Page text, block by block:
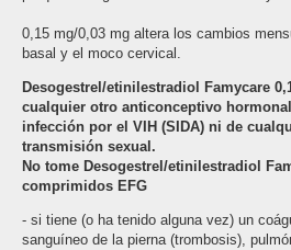
0,15 mg/0,03 mg altera los cambios
basal y el moco cervical.
Desogestrel/etinilestradiol Famycare
cualquier otro anticonceptivo
infección por el VIH (SIDA) ni de
transmisión sexual.
No tome Desogestrel/etinilestradiol
comprimidos EFG
- si tiene (o ha tenido alguna vez) un
sanguíneo de la pierna (trombosis),